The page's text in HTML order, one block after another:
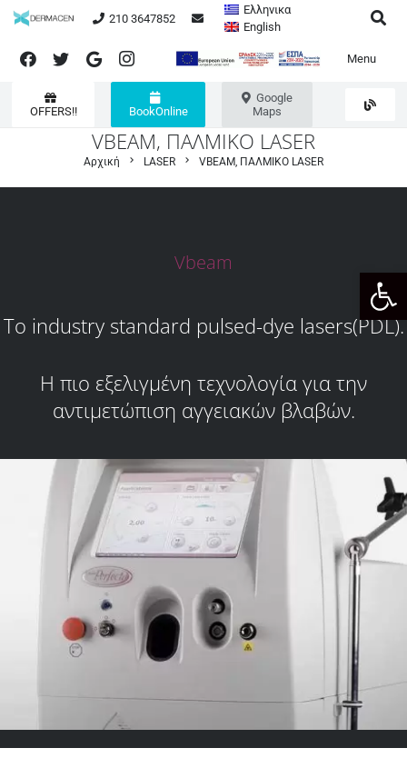
210 3647852
Ελληνικα
English
Menu
OFFERS!! BookOnline
Google
Maps
VBEAM, ΠΑΛΜΙΚΟ LASER
Αρχική chevron_right LASER chevron_right VBEAM, ΠΑΛΜΙΚΟ LASER
Vbeam
Το industry standard pulsed-dye lasers(PDL).
Η πιο εξελιγμένη τεχνολογία για την
αντιμετώπιση αγγειακών βλαβών.